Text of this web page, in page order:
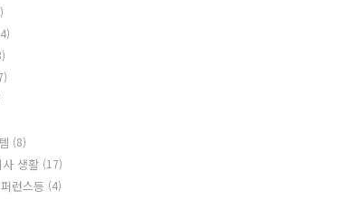
(8)
생활 (17)
런스등 (4)